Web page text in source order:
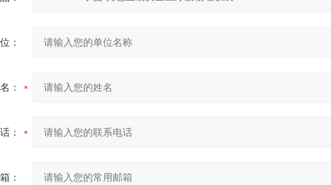
：
：
：
：